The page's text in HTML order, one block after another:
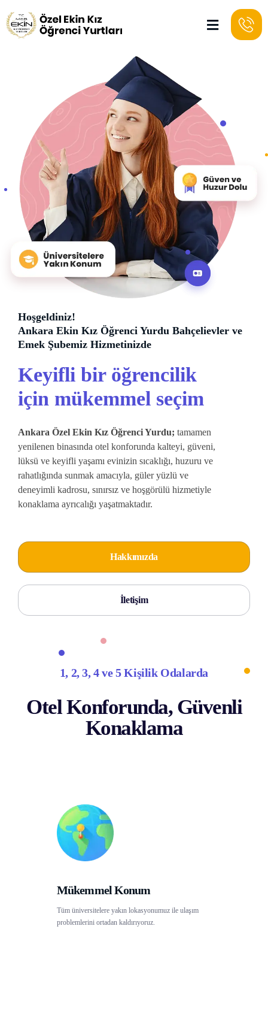
Hoşgeldiniz!
Ankara Ekin Kız Öğrenci Yurdu Bahçelievler ve
Emek Şubemiz Hizmetinizde
Keyifli bir öğrencilik
için mükemmel seçim
Ankara Özel Ekin Kız Öğrenci Yurdu; tamamen
yenilenen binasında otel konforunda kalteyi, güveni,
lüksü ve keyifli yaşamı evinizin sıcaklığı, huzuru ve
rahatlığında sunmak amacıyla, güler yüzlü ve
deneyimli kadrosu, sınırsız ve hoşgörülü hizmetiyle
konaklama ayrıcalığı yaşatmaktadır.
Hakkımızda
İletişim
1, 2, 3, 4 ve 5 Kişilik Odalarda
Otel Konforunda, Güvenli
Konaklama
Mükemmel Konum
Tüm üniversitelere yakın lokasyonumuz ile ulaşım
problemlerini ortadan kaldırıyoruz.